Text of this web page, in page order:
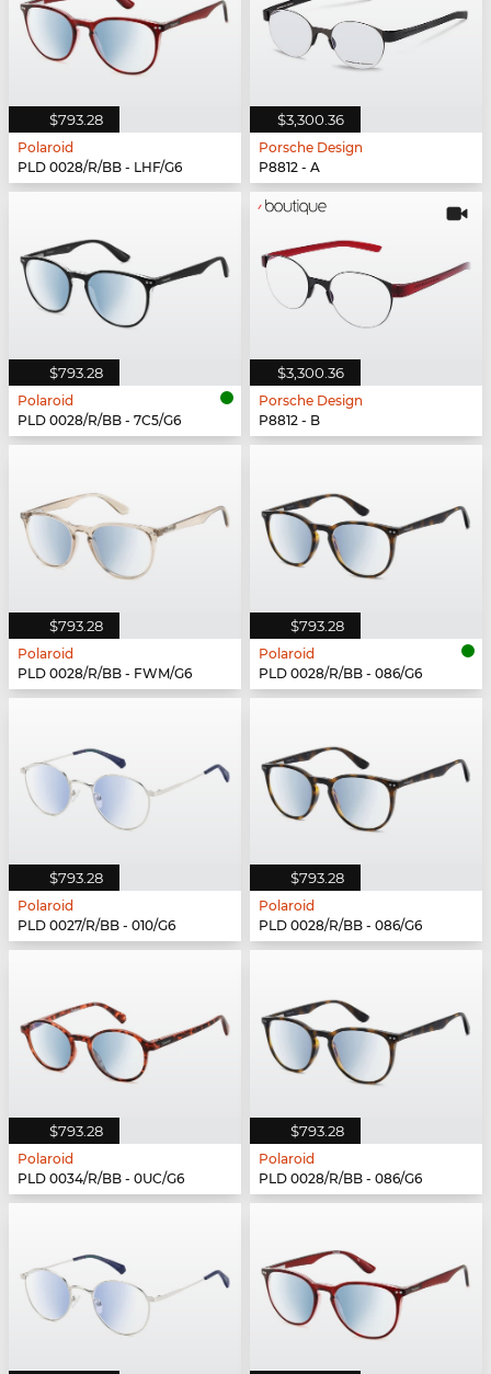
$793.28
Polaroid
PLD 0028/R/BB - LHF/G6
$3,300.36
Porsche Design
P8812 - A
$793.28
Polaroid
PLD 0028/R/BB - 7C5/G6
$3,300.36
Porsche Design
P8812 - B
$793.28
Polaroid
PLD 0028/R/BB - FWM/G6
$793.28
Polaroid
PLD 0028/R/BB - 086/G6
$793.28
Polaroid
PLD 0027/R/BB - 010/G6
$793.28
Polaroid
PLD 0028/R/BB - 086/G6
$793.28
Polaroid
PLD 0034/R/BB - 0UC/G6
$793.28
Polaroid
PLD 0028/R/BB - 086/G6